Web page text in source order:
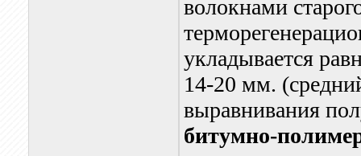
волокнами
укладывается
14-20 мм.
выравнивания
битумно-